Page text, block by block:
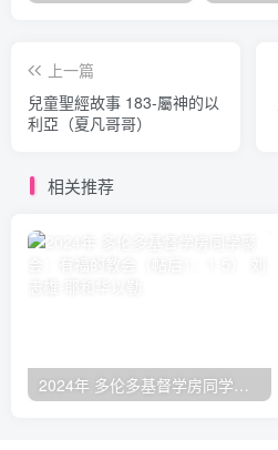
上一篇
兒童聖經故事 183-屬神的以
利亞（夏凡哥哥）
相关推荐
2024年 多伦多基督学房同学聚会：有福的教会（帖后1：1-5） 刘志雄